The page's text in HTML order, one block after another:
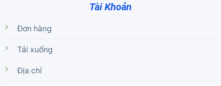
Tài Khoản
Đơn hàng
Tải xuống
Địa chỉ